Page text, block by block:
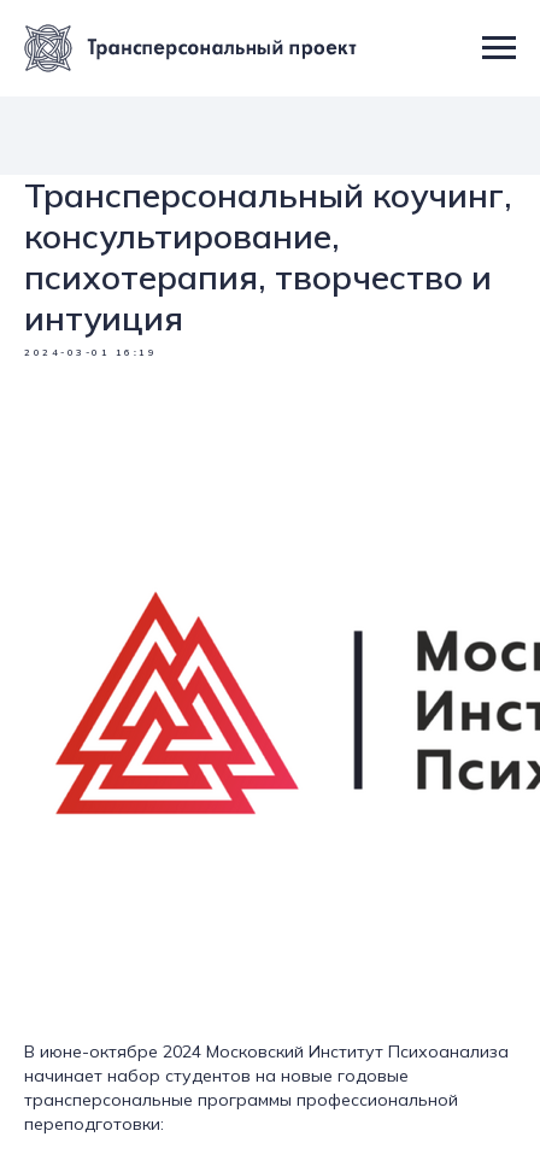
Трансперсональный коучинг,
консультирование,
психотерапия, творчество и
интуиция
2024-03-01 16:19
В июне-октябре 2024 Московский Институт Психоанализа
начинает набор студентов на новые годовые
трансперсональные программы профессиональной
переподготовки: